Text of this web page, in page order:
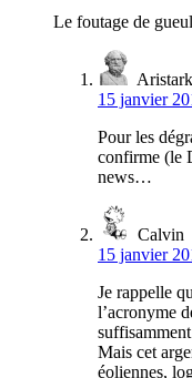
Le foutage de
15 janvier
Pour les
confirme (le
news…
Calvin
15 janvier
Je rappelle
l’acronyme
Mais cet
éoliennes,